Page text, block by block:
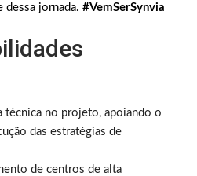
dessa jornada. #VemSerSynvia
técnica no projeto, apoiando o
das estratégias de
de centros de alta